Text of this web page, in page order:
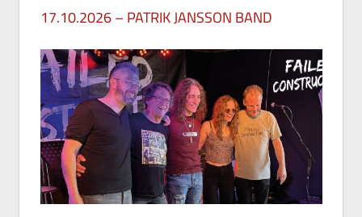
17.10.2026 – PATRIK JANSSON BAND